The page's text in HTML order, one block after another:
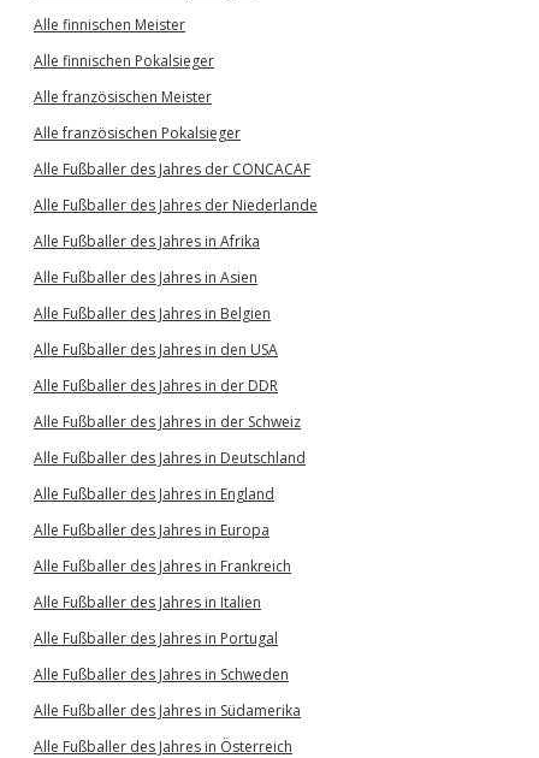
Alle finnischen Meister
Alle finnischen Pokalsieger
Alle französischen Meister
Alle französischen Pokalsieger
Alle Fußballer des Jahres der CONCACAF
Alle Fußballer des Jahres der Niederlande
Alle Fußballer des Jahres in Afrika
Alle Fußballer des Jahres in Asien
Alle Fußballer des Jahres in Belgien
Alle Fußballer des Jahres in den USA
Alle Fußballer des Jahres in der DDR
Alle Fußballer des Jahres in der Schweiz
Alle Fußballer des Jahres in Deutschland
Alle Fußballer des Jahres in England
Alle Fußballer des Jahres in Europa
Alle Fußballer des Jahres in Frankreich
Alle Fußballer des Jahres in Italien
Alle Fußballer des Jahres in Portugal
Alle Fußballer des Jahres in Schweden
Alle Fußballer des Jahres in Südamerika
Alle Fußballer des Jahres in Österreich